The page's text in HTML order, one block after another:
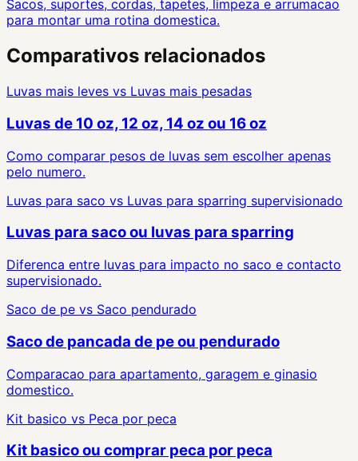
Sacos, suportes, cordas, tapetes, limpeza e arrumacao
para montar uma rotina domestica.
Comparativos relacionados
Luvas mais leves vs Luvas mais pesadas
Luvas de 10 oz, 12 oz, 14 oz ou 16 oz
Como comparar pesos de luvas sem escolher apenas
pelo numero.
Luvas para saco vs Luvas para sparring supervisionado
Luvas para saco ou luvas para sparring
Diferenca entre luvas para impacto no saco e contacto
supervisionado.
Saco de pe vs Saco pendurado
Saco de pancada de pe ou pendurado
Comparacao para apartamento, garagem e ginasio
domestico.
Kit basico vs Peca por peca
Kit basico ou comprar peca por peca